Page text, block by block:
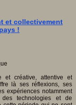
et collectivement
!
et créative, attentive et
là ses réflexions, ses
expériences notamment
technologies et de